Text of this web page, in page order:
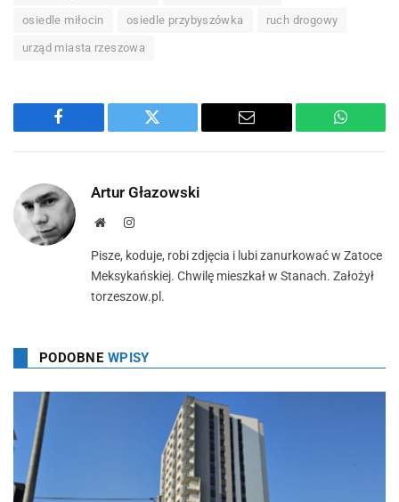
osiedle miłocin osiedle przybyszówka ruch drogowy
urząd miasta rzeszowa
Facebook Twitter Email
Artur Głazowski
StronaInstagram
Pisze, koduje, robi zdjęcia i lubi zanurkować w Zatoce
Meksykańskiej. Chwilę mieszkał w Stanach. Założył
torzeszow.pl.
PODOBNE WPISY